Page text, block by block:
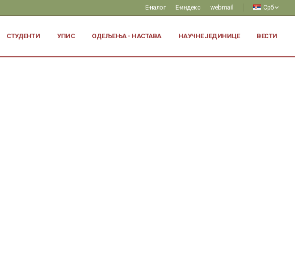
Е-налог Е-индекс webmail Срб
СТУДЕНТИ УПИС ОДЕЉЕЊА - НАСТАВА НАУЧНЕ ЈЕДИНИЦЕ ВЕСТИ